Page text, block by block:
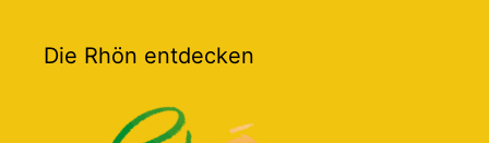
Die Rhön entdecken